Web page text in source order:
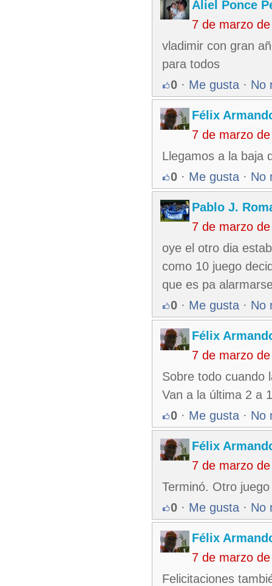
Aliel Ponce
7 de marzo
vladimir con gran
para todos
0 · Me gusta · No
Félix
7 de marzo
Llegamos a la baja
0 · Me gusta · No
Pablo J.
7 de marzo
oye el otro dia
como 10 juego
que es pa
0 · Me gusta · No
Félix
7 de marzo
Sobre todo cuando
Van a la última 2 a
0 · Me gusta · No
Félix
7 de marzo
Terminó. Otro
0 · Me gusta · No
Félix
7 de marzo
Felicitaciones